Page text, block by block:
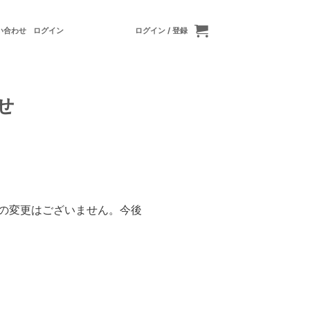
合わせ ログイン ログイン / 登録
変更はございません。今後